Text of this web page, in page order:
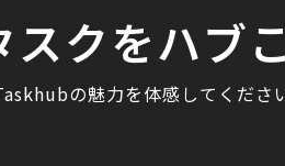
クをハブこ
の魅力を体感してくださ